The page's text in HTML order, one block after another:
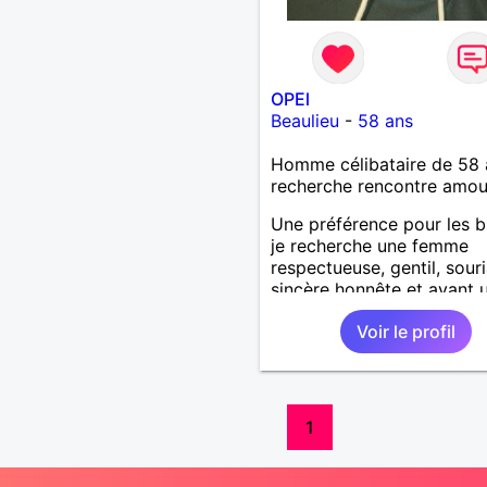
OPEl
Beaulieu - 58 ans
Homme célibataire de 58
recherche rencontre
Une préférence pour les
je recherche une femme
respectueuse, gentil,
sincère honnête et ayant
cœur et ayant toujours le
sourire.j'aime le sport les
balades la nature . J'
les soirées entre amis.
Voir le profil
1